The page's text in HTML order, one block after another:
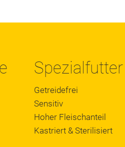
Getreidefrei
Sensitiv
Hoher Fleischanteil
Kastriert & Sterilisiert